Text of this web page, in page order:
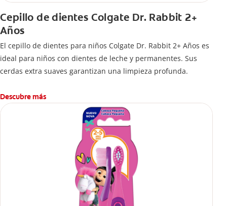
Cepillo de dientes Colgate Dr. Rabbit 2+
Años
El cepillo de dientes para niños Colgate Dr. Rabbit 2+ Años es
ideal para niños con dientes de leche y permanentes. Sus
cerdas extra suaves garantizan una limpieza profunda.
Descubre más